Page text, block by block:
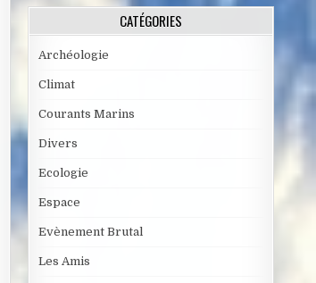
CATÉGORIES
Archéologie
Climat
Courants Marins
Divers
Ecologie
Espace
Evènement Brutal
Les Amis